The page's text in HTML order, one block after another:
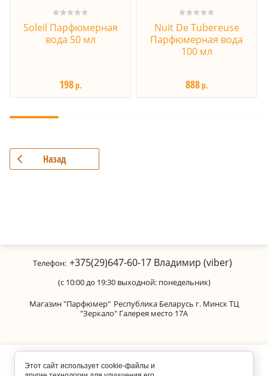
Soleil Парфюмерная
вода 50 мл
198р.
Nuit De Tubereuse
Парфюмерная вода
100 мл
888р.
Назад
Телефон: +375(29)647-60-17 Владимир (viber)
(с 10:00 до 19:30 выходной: понедельник)
Магазин "Парфюмер" Республика Беларусь г. Минск ТЦ
"Зеркало" Галерея место 17А
Этот сайт использует cookie-файлы и